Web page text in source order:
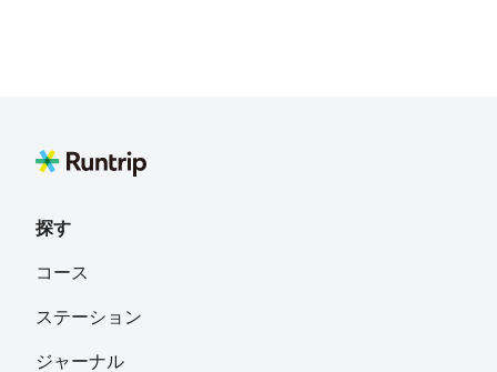
探す
コース
ステーション
ジャーナル